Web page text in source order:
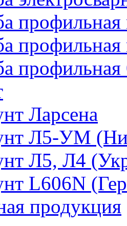
профильная
профильная
Ларсена
Л5-УМ
Л5, Л4
L606N
продукция